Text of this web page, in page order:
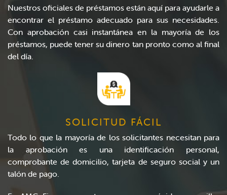
Nuestros oficiales de préstamos están aquí para ayudarle a
encontrar el préstamo adecuado para sus necesidades.
Con aprobación casi instantánea en la mayoría de los
préstamos, puede tener su dinero tan pronto como al final
del día.
SOLICITUD FÁCIL
Todo lo que la mayoría de los solicitantes necesitan para
la aprobación es una identificación personal,
comprobante de domicilio, tarjeta de seguro social y un
talón de pago.